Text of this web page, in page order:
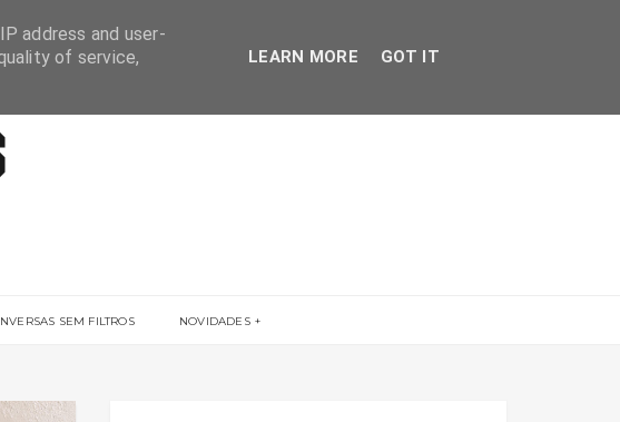
SEM FILTROS NOVIDADES
address and user-
of service,
LEARN MORE GOT IT